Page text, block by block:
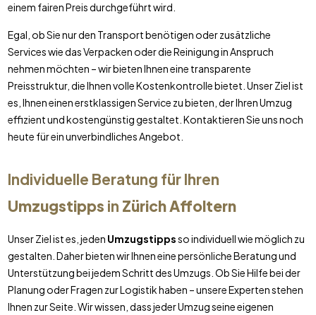
einem fairen Preis durchgeführt wird.
Egal, ob Sie nur den Transport benötigen oder zusätzliche
Services wie das Verpacken oder die Reinigung in Anspruch
nehmen möchten – wir bieten Ihnen eine transparente
Preisstruktur, die Ihnen volle Kostenkontrolle bietet. Unser Ziel ist
es, Ihnen einen erstklassigen Service zu bieten, der Ihren Umzug
effizient und kostengünstig gestaltet. Kontaktieren Sie uns noch
heute für ein unverbindliches Angebot.
Individuelle Beratung für Ihren
Umzugstipps in Zürich Affoltern
Unser Ziel ist es, jeden Umzugstippsso individuell wie möglich zu
gestalten. Daher bieten wir Ihnen eine persönliche Beratung und
Unterstützung bei jedem Schritt des Umzugs. Ob Sie Hilfe bei der
Planung oder Fragen zur Logistik haben – unsere Experten stehen
Ihnen zur Seite. Wir wissen, dass jeder Umzug seine eigenen